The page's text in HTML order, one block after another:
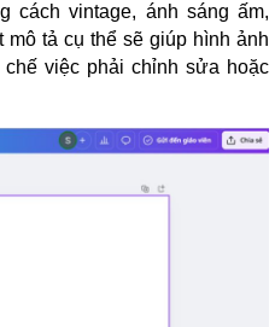
cách vintage, ánh sáng ấm,
mô tả cụ thể sẽ giúp hình ảnh
việc phải chỉnh sửa hoặc